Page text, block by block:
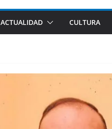
ACTUALIDAD CULTURA